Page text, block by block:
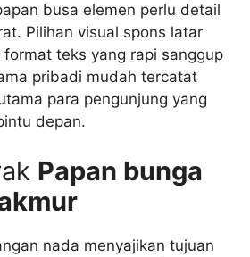
busa elemen perlu detail
Pilihan visual spons latar
teks yang rapi sanggup
pribadi mudah tercatat
para pengunjung yang
depan.
Papan bunga
nada menyajikan tujuan